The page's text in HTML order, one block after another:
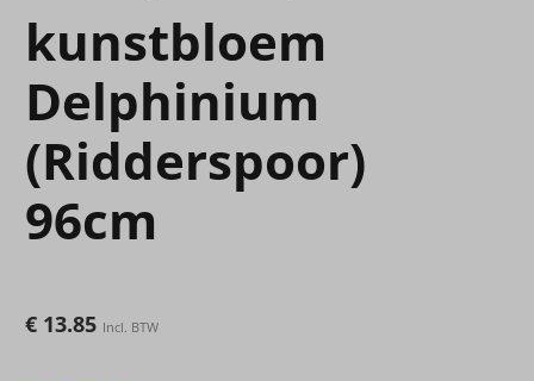
kunstbloem
Delphinium
(Ridderspoor)
96cm
€ 13.85 Incl. BTW